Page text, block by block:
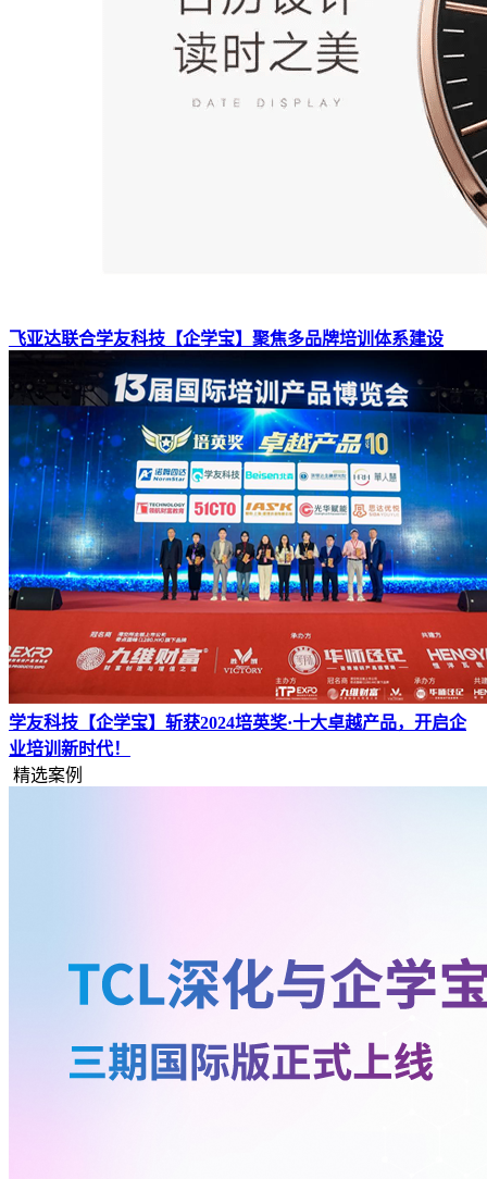
飞亚达联合学友科技【企学宝】聚焦多品牌培训体系建设
学友科技【企学宝】斩获2024培英奖·十大卓越产品，开启企
业培训新时代！
精选案例